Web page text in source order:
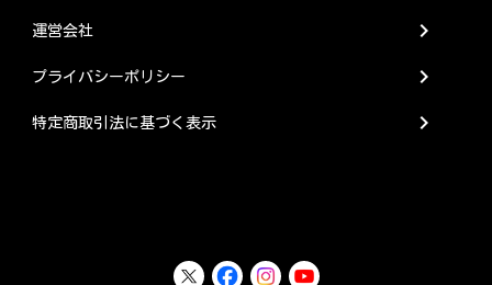
運営会社 chevron_right
プライバシーポリシー chevron_right
特定商取引法に基づく表示 chevron_right